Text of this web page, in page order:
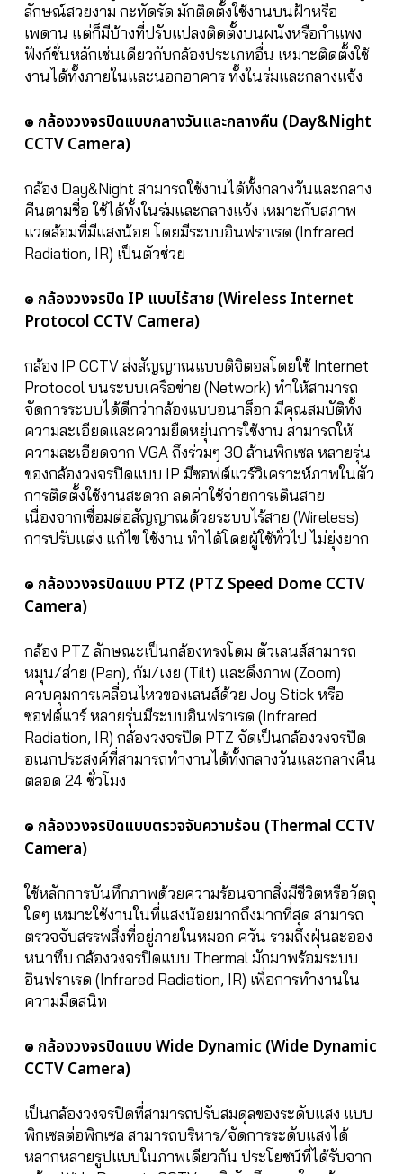
ลักษณ์สวยงาม กะทัดรัด มักติดตั้งใช้งานบนฝ้าหรือ
เพดาน แต่ก็มีบ้างที่ปรับแปลงติดตั้งบนผนังหรือกำแพง
ฟังก์ชั่นหลักเช่นเดียวกับกล้องประเภทอื่น เหมาะติดตั้งใช้
งานได้ทั้งภายในและนอกอาคาร ทั้งในร่มและกลางแจ้ง
๏ กล้องวงจรปิดแบบกลางวันและกลางคืน (Day&Night
CCTV Camera)
กล้อง Day&Night สามารถใช้งานได้ทั้งกลางวันและกลาง
คืนตามชื่อ ใช้ได้ทั้งในร่มและกลางแจ้ง เหมาะกับสภาพ
แวดล้อมที่มีแสงน้อย โดยมีระบบอินฟราเรด (Infrared
Radiation, IR) เป็นตัวช่วย
๏ กล้องวงจรปิด IP แบบไร้สาย (Wireless Internet
Protocol CCTV Camera)
กล้อง IP CCTV ส่งสัญญาณแบบดิจิตอลโดยใช้ Internet
Protocol บนระบบเครือข่าย (Network) ทำให้สามารถ
จัดการระบบได้ดีกว่ากล้องแบบอนาล็อก มีคุณสมบัติทั้ง
ความละเอียดและความยืดหยุ่นการใช้งาน สามารถให้
ความละเอียดจาก VGA ถึงร่วมๆ 30 ล้านพิกเซล หลายรุ่น
ของกล้องวงจรปิดแบบ IP มีซอฟต์แวร์วิเคราะห์ภาพในตัว
การติดตั้งใช้งานสะดวก ลดค่าใช้จ่ายการเดินสาย
เนื่องจากเชื่อมต่อสัญญาณด้วยระบบไร้สาย (Wireless)
การปรับแต่ง แก้ไข ใช้งาน ทำได้โดยผู้ใช้ทั่วไป ไม่ยุ่งยาก
๏ กล้องวงจรปิดแบบ PTZ (PTZ Speed Dome CCTV
Camera)
กล้อง PTZ ลักษณะเป็นกล้องทรงโดม ตัวเลนส์สามารถ
หมุน/ส่าย (Pan), ก้ม/เงย (Tilt) และดึงภาพ (Zoom)
ควบคุมการเคลื่อนไหวของเลนส์ด้วย Joy Stick หรือ
ซอฟต์แวร์ หลายรุ่นมีระบบอินฟราเรด (Infrared
Radiation, IR) กล้องวงจรปิด PTZ จัดเป็นกล้องวงจรปิด
อเนกประสงค์ที่สามารถทำงานได้ทั้งกลางวันและกลางคืน
ตลอด 24 ชั่วโมง
๏ กล้องวงจรปิดแบบตรวจจับความร้อน (Thermal CCTV
Camera)
ใช้หลักการบันทึกภาพด้วยความร้อนจากสิ่งมีชีวิตหรือวัตถุ
ใดๆ เหมาะใช้งานในที่แสงน้อยมากถึงมากที่สุด สามารถ
ตรวจจับสรรพสิ่งที่อยู่ภายในหมอก ควัน รวมถึงฝุ่นละออง
หนาทึบ กล้องวงจรปิดแบบ Thermal มักมาพร้อมระบบ
อินฟราเรด (Infrared Radiation, IR) เพื่อการทำงานใน
ความมืดสนิท
๏ กล้องวงจรปิดแบบ Wide Dynamic (Wide Dynamic
CCTV Camera)
เป็นกล้องวงจรปิดที่สามารถปรับสมดุลของระดับแสง แบบ
พิกเซลต่อพิกเซล สามารถบริหาร/จัดการระดับแสงได้
หลากหลายรูปแบบในภาพเดียวกัน ประโยชน์ที่ได้รับจาก